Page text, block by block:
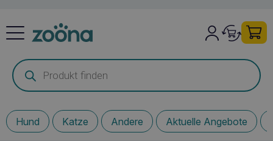
Products
search
Hund Katze Andere Aktuelle Angebote